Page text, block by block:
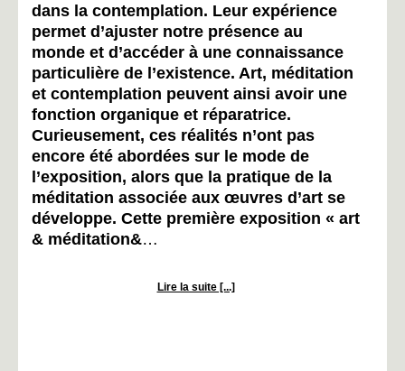
dans la contemplation. Leur expérience
permet d’ajuster notre présence au
monde et d’accéder à une connaissance
particulière de l’existence. Art, méditation
et contemplation peuvent ainsi avoir une
fonction organique et réparatrice.
Curieusement, ces réalités n’ont pas
encore été abordées sur le mode de
l’exposition, alors que la pratique de la
méditation associée aux œuvres d’art se
développe. Cette première exposition « art
& méditation&…
Lire la suite [...]